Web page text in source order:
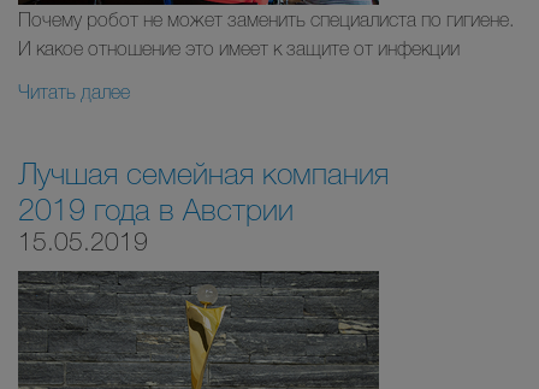
Почему робот не может заменить специалиста по гигиене.
И какое отношение это имеет к защите от инфекции
Читать далее
Лучшая семейная компания
2019 года в Австрии
15.05.2019